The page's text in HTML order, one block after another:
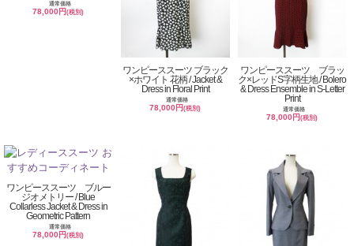
通常価格
78,000円(税別)
ワンピーススーツ ブラック
×ホワイト 花柄 / Jacket &
Dress in Floral Print
通常価格
78,000円(税別)
ワンピーススーツ ブラッ
ク×レッドS字柄生地 / Bolero
& Dress Ensemble in S-Letter
Print
通常価格
78,000円(税別)
ワンピーススーツ ブルー
ジオメトリー / Blue
Collarless Jacket & Dress in
Geometric Pattern
通常価格
78,000円(税別)